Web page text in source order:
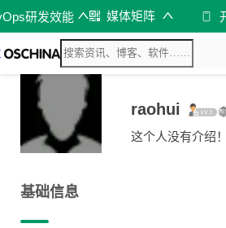
研发效能 媒体矩阵
raohui
这个人没有介绍！
基础信息